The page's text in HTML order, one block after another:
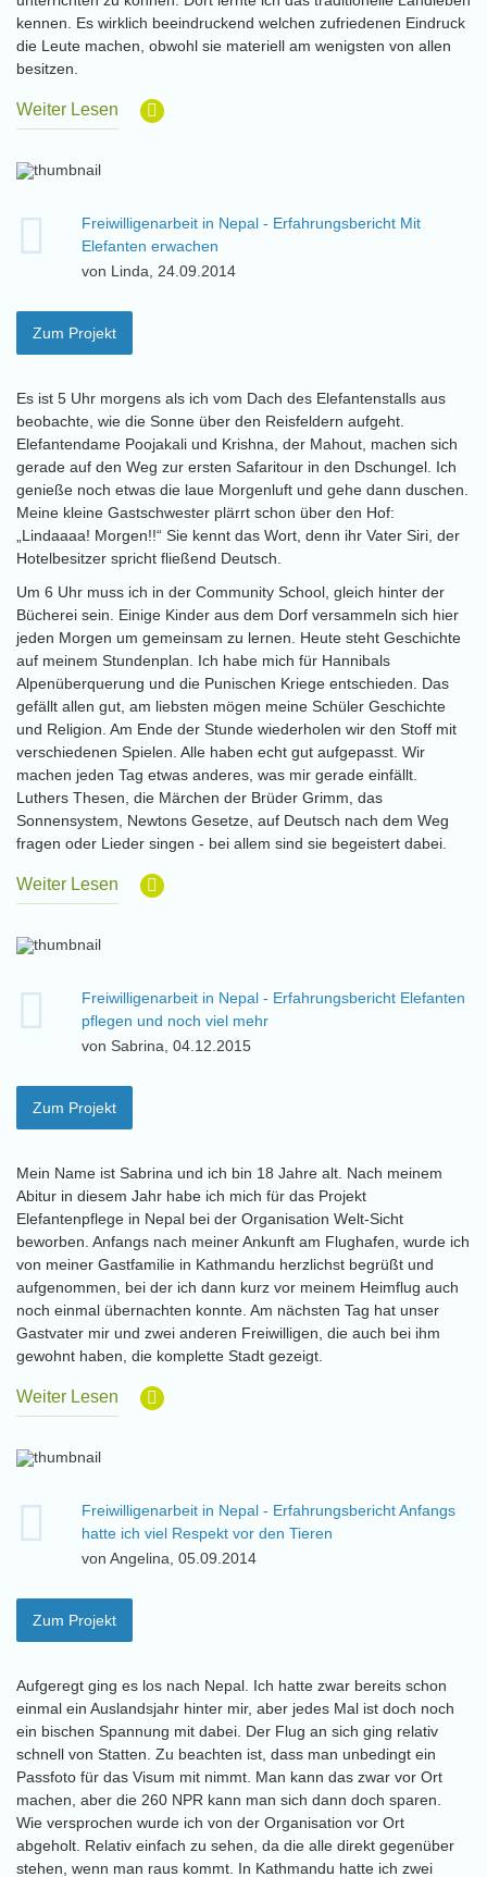
kennen. Es wirklich beeindruckend welchen zufriedenen Eindruck
die Leute machen, obwohl sie materiell am wenigsten von allen
besitzen.
Weiter Lesen
Freiwilligenarbeit in Nepal - Erfahrungsbericht Mit
Elefanten erwachen
von Linda, 24.09.2014
Zum Projekt
Es ist 5 Uhr morgens als ich vom Dach des Elefantenstalls aus
beobachte, wie die Sonne über den Reisfeldern aufgeht.
Elefantendame Poojakali und Krishna, der Mahout, machen sich
gerade auf den Weg zur ersten Safaritour in den Dschungel. Ich
genieße noch etwas die laue Morgenluft und gehe dann duschen.
Meine kleine Gastschwester plärrt schon über den Hof:
„Lindaaaa! Morgen!!“ Sie kennt das Wort, denn ihr Vater Siri, der
Hotelbesitzer spricht fließend Deutsch.
Um 6 Uhr muss ich in der Community School, gleich hinter der
Bücherei sein. Einige Kinder aus dem Dorf versammeln sich hier
jeden Morgen um gemeinsam zu lernen. Heute steht Geschichte
auf meinem Stundenplan. Ich habe mich für Hannibals
Alpenüberquerung und die Punischen Kriege entschieden. Das
gefällt allen gut, am liebsten mögen meine Schüler Geschichte
und Religion. Am Ende der Stunde wiederholen wir den Stoff mit
verschiedenen Spielen. Alle haben echt gut aufgepasst. Wir
machen jeden Tag etwas anderes, was mir gerade einfällt.
Luthers Thesen, die Märchen der Brüder Grimm, das
Sonnensystem, Newtons Gesetze, auf Deutsch nach dem Weg
fragen oder Lieder singen - bei allem sind sie begeistert dabei.
Weiter Lesen
Freiwilligenarbeit in Nepal - Erfahrungsbericht Elefanten
pflegen und noch viel mehr
von Sabrina, 04.12.2015
Zum Projekt
Mein Name ist Sabrina und ich bin 18 Jahre alt. Nach meinem
Abitur in diesem Jahr habe ich mich für das Projekt
Elefantenpflege in Nepal bei der Organisation Welt-Sicht
beworben. Anfangs nach meiner Ankunft am Flughafen, wurde ich
von meiner Gastfamilie in Kathmandu herzlichst begrüßt und
aufgenommen, bei der ich dann kurz vor meinem Heimflug auch
noch einmal übernachten konnte. Am nächsten Tag hat unser
Gastvater mir und zwei anderen Freiwilligen, die auch bei ihm
gewohnt haben, die komplette Stadt gezeigt.
Weiter Lesen
Freiwilligenarbeit in Nepal - Erfahrungsbericht Anfangs
hatte ich viel Respekt vor den Tieren
von Angelina, 05.09.2014
Zum Projekt
Aufgeregt ging es los nach Nepal. Ich hatte zwar bereits schon
einmal ein Auslandsjahr hinter mir, aber jedes Mal ist doch noch
ein bischen Spannung mit dabei. Der Flug an sich ging relativ
schnell von Statten. Zu beachten ist, dass man unbedingt ein
Passfoto für das Visum mit nimmt. Man kann das zwar vor Ort
machen, aber die 260 NPR kann man sich dann doch sparen.
Wie versprochen wurde ich von der Organisation vor Ort
abgeholt. Relativ einfach zu sehen, da die alle direkt gegenüber
stehen, wenn man raus kommt. In Kathmandu hatte ich zwei